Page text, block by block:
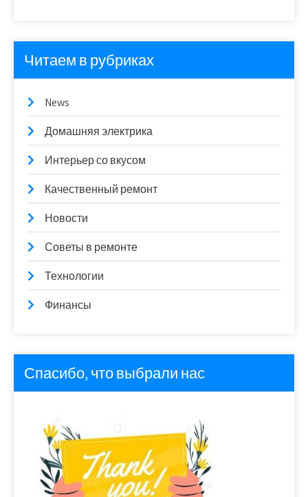
Читаем в рубриках
News
Домашняя электрика
Интерьер со вкусом
Качественный ремонт
Новости
Советы в ремонте
Технологии
Финансы
Спасибо, что выбрали нас